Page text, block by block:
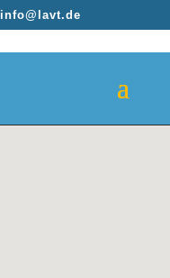
info@lavt.de